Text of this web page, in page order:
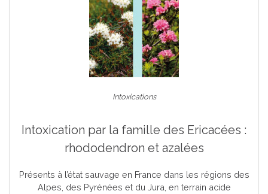
Intoxications
Intoxication par la famille des Ericacées :
rhododendron et azalées
Présents à l’état sauvage en France dans les régions des
Alpes, des Pyrénées et du Jura, en terrain acide